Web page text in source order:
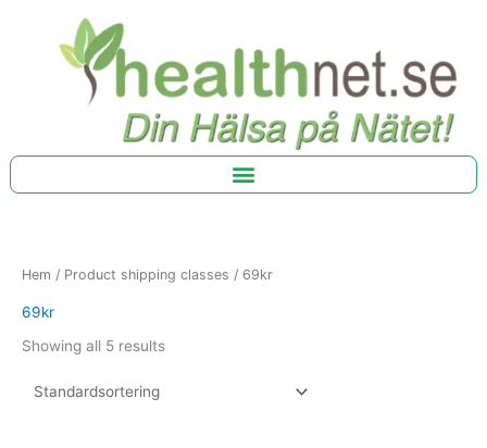
Hem / Product shipping classes / 69kr
69kr
Showing all 5 results